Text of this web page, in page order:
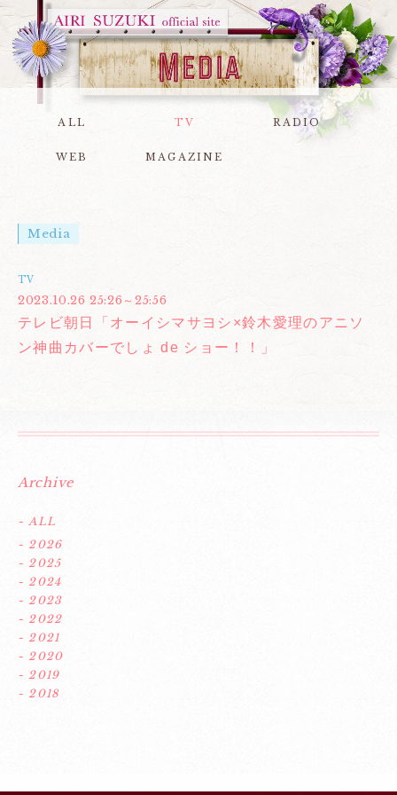
ALL TV RADIO
WEB MAGAZINE
Media
TV
2023.10.26 25:26～25:56
テレビ朝日「オーイシマサヨシ×鈴木愛理のアニソ
ン神曲カバーでしょ de ショー！！」
Archive
- ALL
- 2026
- 2025
- 2024
- 2023
- 2022
- 2021
- 2020
- 2019
- 2018